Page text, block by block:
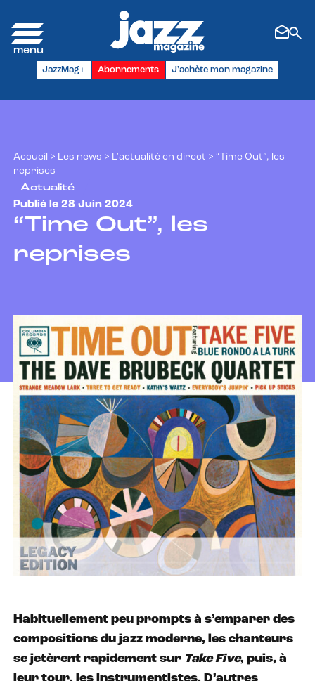
JazzMag+ Abonnements J'achète mon magazine
Accueil > Les news > L'actualité en direct > “Time Out”, les
reprises
Actualité
Publié le 28 Juin 2024
“Time Out”, les
reprises
Habituellement peu prompts à s’emparer des
compositions du jazz moderne, les chanteurs
se jetèrent rapidement sur Take Five, puis, à